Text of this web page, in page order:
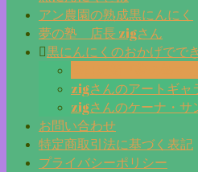
アン農園の熟成黒にんにく
夢の塾 店長 zigさん
黒にんにくのおかげでで
zigさんのアートギャ
zigさんのケーナ・サ
お問い合わせ
特定商取引法に基づく表記
プライバシーポリシー